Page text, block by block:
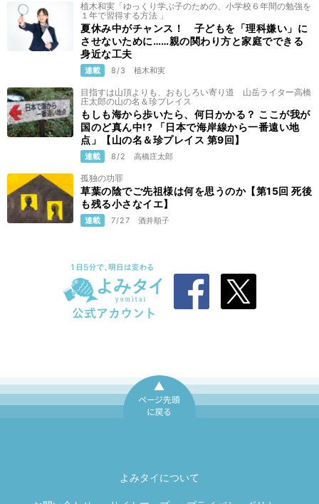
植木和実「ゆっくり学ぶ子のための、小学校６年間の勉強を
１年で習得する方法 」
夏休み中がチャンス！ 子どもを「理科嫌い」に
させないために……親の関わり方と家庭でできる
身近な工夫
連載 8/3 植木和実
目指すは山頂よりも、おもしろい寄り道 山岳ライター高橋
庄太郎の山の名＆珍プレイス
もしも海から歩いたら、何日かかる？ ここが我が
国のど真ん中!? 「日本で海岸線から一番遠い地
点」【山の名＆珍プレイス 第9回】
連載 8/2 高橋庄太郎
孤独の功罪
草葉の陰でご先祖様は何を思うのか【第15回 死後
も残る小さなイエ】
連載 7/27 酒井順子
よみタイについて